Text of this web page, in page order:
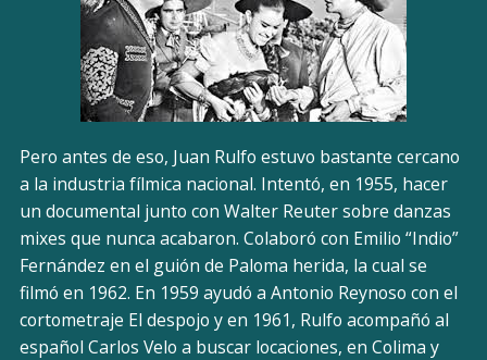
Pero antes de eso, Juan Rulfo estuvo bastante cercano
a la industria fílmica nacional. Intentó, en 1955, hacer
un documental junto con Walter Reuter sobre danzas
mixes que nunca acabaron. Colaboró con Emilio “Indio”
Fernández en el guión de Paloma herida, la cual se
filmó en 1962. En 1959 ayudó a Antonio Reynoso con el
cortometraje El despojo y en 1961, Rulfo acompañó al
español Carlos Velo a buscar locaciones, en Colima y